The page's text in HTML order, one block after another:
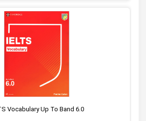
Vocabulary Up To Band 6.0